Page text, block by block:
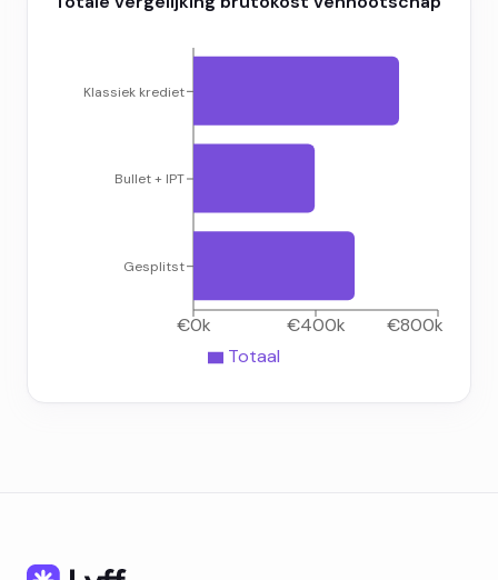
€0k €400k €800k
Klassiek krediet
Bullet + IPT
Gesplitst
Totaal